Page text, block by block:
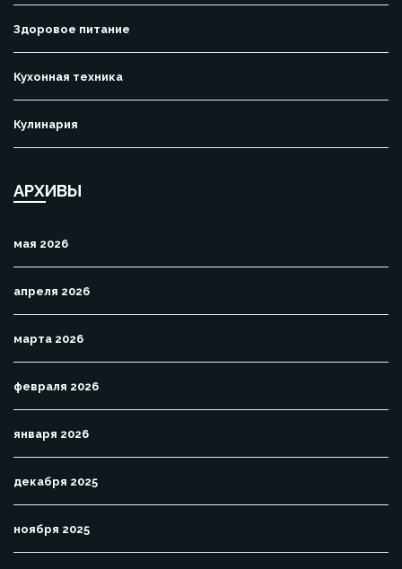
Здоровое питание
Кухонная техника
Кулинария
АРХИВЫ
мая 2026
апреля 2026
марта 2026
февраля 2026
января 2026
декабря 2025
ноября 2025